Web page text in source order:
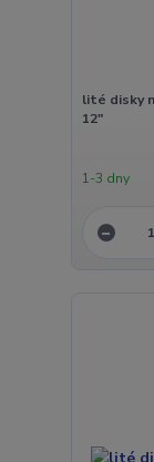
lité disky
12"
1-3 dny